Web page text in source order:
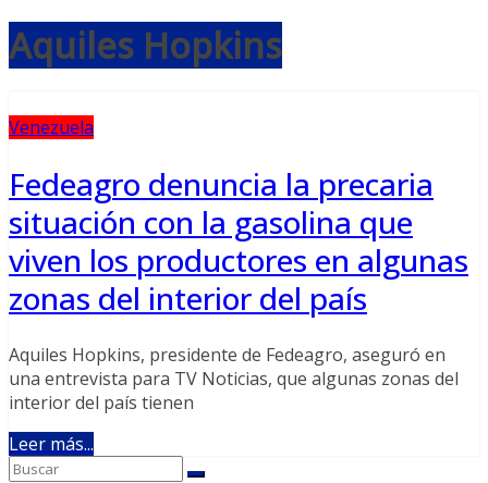
Aquiles Hopkins
Venezuela
Fedeagro denuncia la precaria
situación con la gasolina que
viven los productores en algunas
zonas del interior del país
Aquiles Hopkins, presidente de Fedeagro, aseguró en
una entrevista para TV Noticias, que algunas zonas del
interior del país tienen
Leer más...